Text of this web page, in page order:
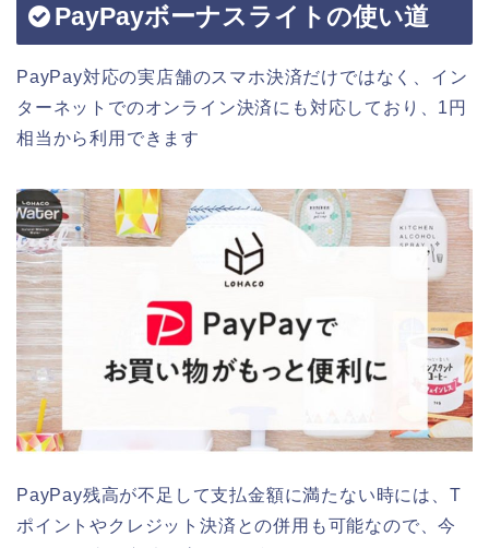
PayPayボーナスライトの使い道
PayPay対応の実店舗のスマホ決済だけではなく、イン
ターネットでのオンライン決済にも対応しており、1円
相当から利用できます
PayPay残高が不足して支払金額に満たない時には、T
ポイントやクレジット決済との併用も可能なので、今